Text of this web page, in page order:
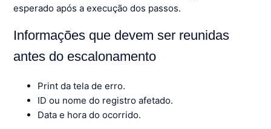
esperado após a execução dos passos.
Informações que devem ser reunidas
antes do escalonamento
Print da tela de erro.
ID ou nome do registro afetado.
Data e hora do ocorrido.